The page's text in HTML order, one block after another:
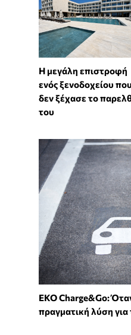
Η μεγάλη επιστροφή
ενός ξενοδοχείου που
δεν ξέχασε το
του
EKO Charge&Go:
πραγματική λύση για